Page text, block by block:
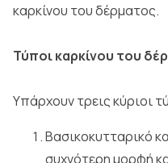
καρκίνου του δέρματος.
Τύποι καρκίνου του
Υπάρχουν τρεις κύριοι
Βασικοκυτταρικό
συχνότερη μορφή